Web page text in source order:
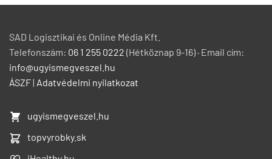
SAD Logisztikai és Online Média Kft.
Telefonszám: 06 1 255 0222 (Hétköznap 9-16) · Email cím:
info@ugyismegveszel.hu
ÁSZF| Adatvédelmi nyilatkozat
ugyismegveszel.hu
topvyrobky.sk